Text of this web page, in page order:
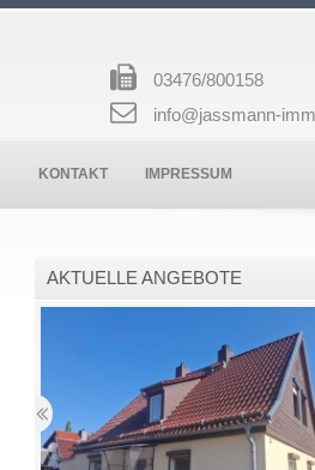
03476/800158
info@jassmann-
KONTAKT IMPRESSUM
AKTUELLE ANGEBOTE